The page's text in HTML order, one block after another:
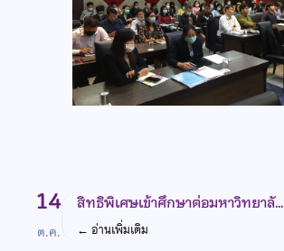
14
ต.ค.
สิทธิพิเศษเข้าศึกษาต่อมหาวิทยาลั…
← อ่านเพิ่มเติม